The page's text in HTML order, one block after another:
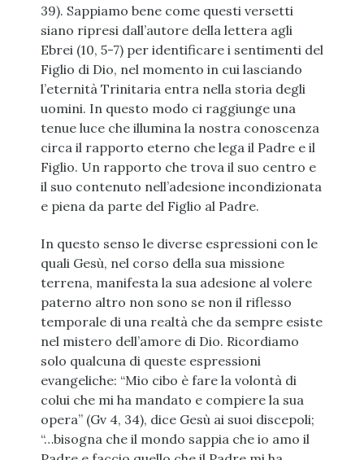
39). Sappiamo bene come questi versetti
siano ripresi dall’autore della lettera agli
Ebrei (10, 5-7) per identificare i sentimenti del
Figlio di Dio, nel momento in cui lasciando
l’eternità Trinitaria entra nella storia degli
uomini. In questo modo ci raggiunge una
tenue luce che illumina la nostra conoscenza
circa il rapporto eterno che lega il Padre e il
Figlio. Un rapporto che trova il suo centro e
il suo contenuto nell’adesione incondizionata
e piena da parte del Figlio al Padre.
In questo senso le diverse espressioni con le
quali Gesù, nel corso della sua missione
terrena, manifesta la sua adesione al volere
paterno altro non sono se non il riflesso
temporale di una realtà che da sempre esiste
nel mistero dell’amore di Dio. Ricordiamo
solo qualcuna di queste espressioni
evangeliche: “Mio cibo è fare la volontà di
colui che mi ha mandato e compiere la sua
opera” (Gv 4, 34), dice Gesù ai suoi discepoli;
“…bisogna che il mondo sappia che io amo il